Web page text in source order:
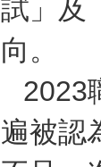
試」及
向。
2023
遍被認